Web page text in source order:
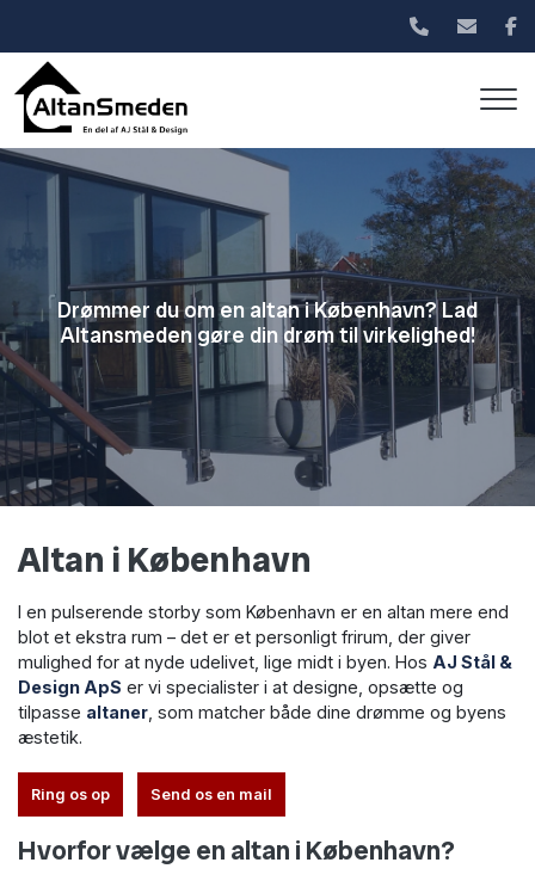
hovedindhold
Drømmer du om en altan i København? Lad
Altansmeden gøre din drøm til virkelighed!
Altan i København
I en pulserende storby som København er en altan mere end
blot et ekstra rum – det er et personligt frirum, der giver
mulighed for at nyde udelivet, lige midt i byen. Hos AJ Stål &
Design ApS er vi specialister i at designe, opsætte og
tilpasse altaner , som matcher både dine drømme og byens
æstetik.
Ring os op Send os en mail
Hvorfor vælge en altan i København?